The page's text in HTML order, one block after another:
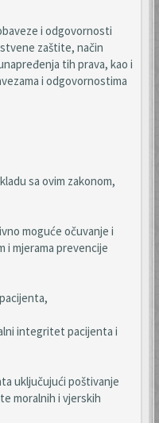
i odgovornosti
zaštite, način
tih prava, kao i
i odgovornostima
sa ovim zakonom,
moguće očuvanje i
i mjerama prevencije
integritet pacijenta i
uključujući poštivanje
moralnih i vjerskih